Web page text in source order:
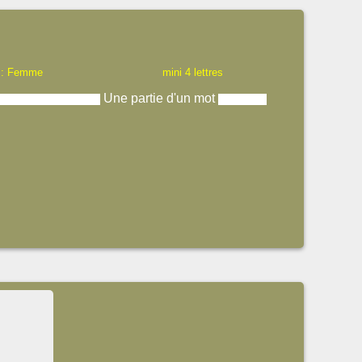
Femme mini 4 lettres
Une partie d'un mot